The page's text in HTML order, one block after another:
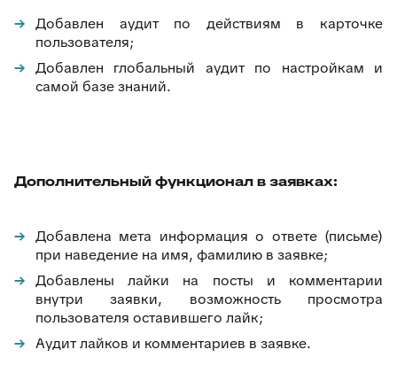
Добавлен аудит по действиям в карточке
пользователя;
Добавлен глобальный аудит по настройкам и
самой базе знаний.
Дополнительный функционал в заявках:
Добавлена мета информация о ответе (письме)
при наведение на имя, фамилию в заявке;
Добавлены лайки на посты и комментарии
внутри заявки, возможность просмотра
пользователя оставившего лайк;
Аудит лайков и комментариев в заявке.